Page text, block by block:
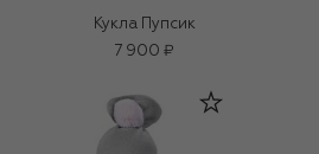
Кукла Пупсик
7 900 ₽